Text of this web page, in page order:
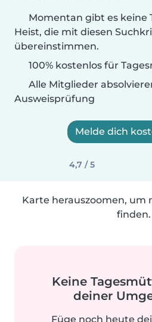
Momentan gibt es keine
Heist, die mit diesen
übereinstimmen.
100% kostenlos für
Alle Mitglieder
Ausweisprüfung
Melde dich
4,7 / 5
Karte herauszoomen, um
finden.
Keine
deiner
Füge noch heute